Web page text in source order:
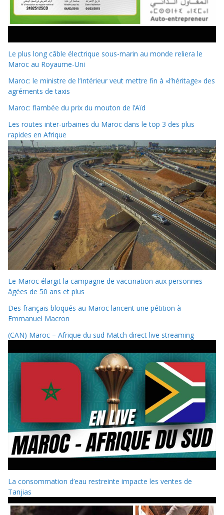
Le plus long câble électrique sous-marin au monde reliera le
Maroc au Royaume-Uni
Maroc: le ministre de l’Intérieur veut mettre fin à «l’héritage» des
agréments de taxis
Maroc: flambée du prix du mouton de l’Aïd
Les routes inter-urbaines du Maroc dans le top 3 des plus
rapides en Afrique
Le Maroc élargit la campagne de vaccination aux personnes
âgées de 50 ans et plus
Des français bloqués au Maroc lancent une pétition à
Emmanuel Macron
(CAN) Maroc – Afrique du sud Match direct live streaming
La consommation d’eau restreinte impacte les ventes de
Tanjias